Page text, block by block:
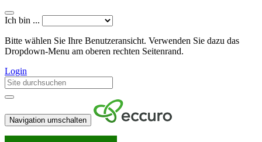
Ich bin ...
Bitte wählen Sie Ihre Benutzeransicht. Verwenden Sie dazu das
Dropdown-Menu am oberen rechten Seitenrand.
Login
Navigation umschalten